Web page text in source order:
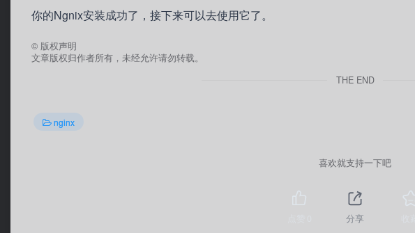
你的Ngnix安装成功了，接下来可以去使用它了。
© 版权声明
文章版权归作者所有，未经允许请勿转载。
THE END
nginx
喜欢就支持一下吧
分享